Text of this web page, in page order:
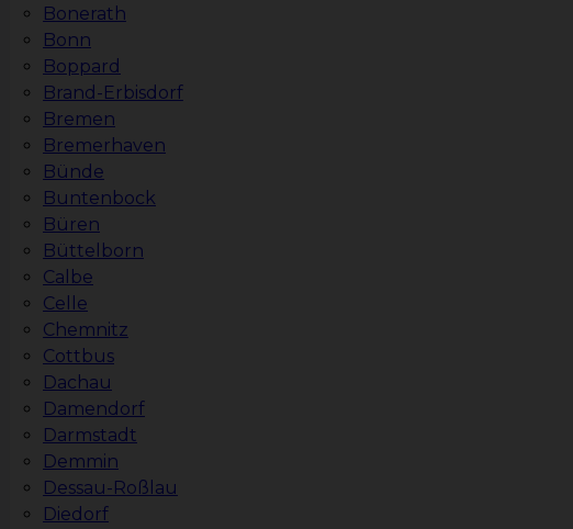
Bonerath
Bonn
Boppard
Brand-Erbisdorf
Bremen
Bremerhaven
Bünde
Buntenbock
Büren
Büttelborn
Calbe
Celle
Chemnitz
Cottbus
Dachau
Damendorf
Darmstadt
Demmin
Dessau-Roßlau
Diedorf